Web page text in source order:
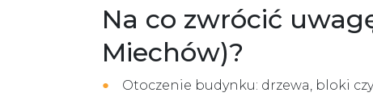
Na co zwrócić
Miechów)?
Otoczenie budynku: drzewa, bloki